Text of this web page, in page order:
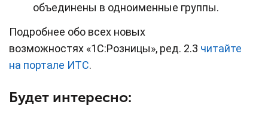
объединены в одноименные группы.
Подробнее обо всех новых
возможностях «1С:Розницы», ред. 2.3 читайте
на портале ИТС.
Будет интересно: